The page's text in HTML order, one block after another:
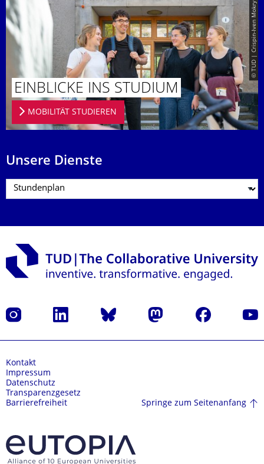
© TUD | Crispin-Iven Mokry
EINBLICKE INS STUDIUM
MOBILITÄT STUDIEREN
Unsere Dienste
Instagram LinkedIn Bluesky Mastodon Facebook
Kontakt
Impressum
Datenschutz
Transparenzgesetz
Barrierefreiheit
Springe zum Seitenanfang